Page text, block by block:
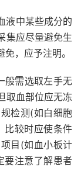
液中某些成分的
集应尽量避免生
，应予注明。
需选取左手无
取血部位应无冻
检测(如白细胞
比较时应使条件
目(如血小板计
要注意了解患者